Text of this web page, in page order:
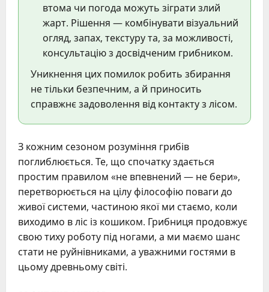
втома чи погода можуть зіграти злий
жарт. Рішення — комбінувати візуальний
огляд, запах, текстуру та, за можливості,
консультацію з досвідченим грибником.
Уникнення цих помилок робить збирання
не тільки безпечним, а й приносить
справжнє задоволення від контакту з лісом.
З кожним сезоном розуміння грибів
поглиблюється. Те, що спочатку здається
простим правилом «не впевнений — не бери»,
перетворюється на цілу філософію поваги до
живої системи, частиною якої ми стаємо, коли
виходимо в ліс із кошиком. Грибниця продовжує
свою тиху роботу під ногами, а ми маємо шанс
стати не руйнівниками, а уважними гостями в
цьому древньому світі.